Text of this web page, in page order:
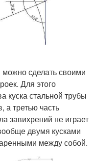
сделать своими
Для этого
куска стальной трубы
а третью часть
завихрений не играет
двумя кусками
между собой.